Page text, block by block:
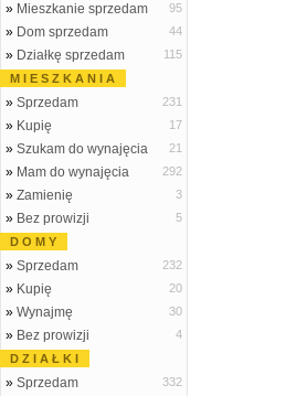
» Mieszkanie sprzedam 95
» Dom sprzedam 44
» Działkę sprzedam
115
M I E S Z K A N I A
» Sprzedam 231
» Kupię 17
» Szukam do wynajęcia 21
» Mam do wynajęcia 292
» Zamienię 3
» Bez prowizji
5
D O M Y
» Sprzedam 232
» Kupię 20
» Wynajmę 30
» Bez prowizji
4
D Z I A Ł K I
» Sprzedam 332